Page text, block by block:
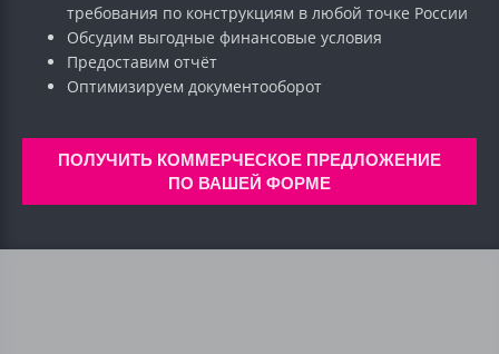
требования по конструкциям в любой точке России
Обсудим выгодные финансовые условия
Предоставим отчёт
Оптимизируем документооборот
ПОЛУЧИТЬ КОММЕРЧЕСКОЕ ПРЕДЛОЖЕНИЕ
ПО ВАШЕЙ ФОРМЕ